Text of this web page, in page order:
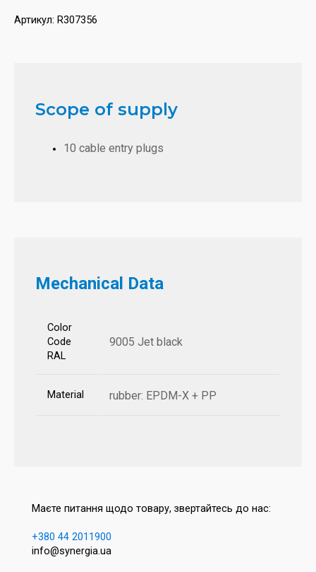
Артикул: R307356
Scope of supply
10 cable entry plugs
Mechanical Data
Color
Code
RAL
9005 Jet black
Material rubber: EPDM-X + PP
Маєте питання щодо товару, звертайтесь до нас:
+380 44 2011900
info@synergia.ua